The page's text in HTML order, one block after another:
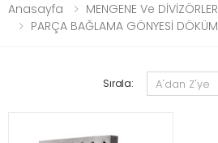
Anasayfa
MENGENE Ve DİVİZÖRLER
PARÇA BAĞLAMA GÖNYESİ DÖKÜM
Sırala: